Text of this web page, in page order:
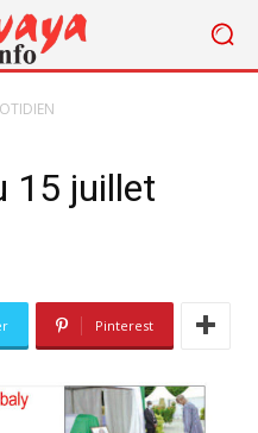
15 juillet
Pinterest